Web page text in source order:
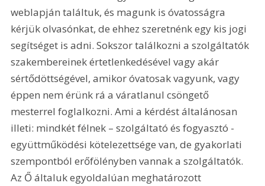
weblapján találtuk, és magunk is óvatosságra
kérjük olvasónkat, de ehhez szeretnénk egy kis jogi
segítséget is adni. Sokszor találkozni a szolgáltatók
szakembereinek értetlenkedésével vagy akár
sértődöttségével, amikor óvatosak vagyunk, vagy
éppen nem érünk rá a váratlanul csöngető
mesterrel foglalkozni. Ami a kérdést általánosan
illeti: mindkét félnek – szolgáltató és fogyasztó -
együttműködési kötelezettsége van, de gyakorlati
szempontból erőfölényben vannak a szolgáltatók.
Az Ő általuk egyoldalúan meghatározott